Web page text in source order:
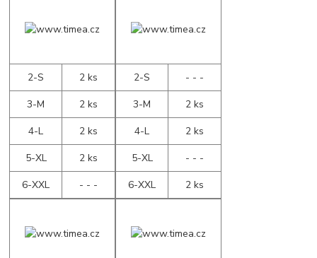
2-S
2 ks
3-M
2 ks
4-L
2 ks
5-XL
2 ks
6-XXL
- - -
2-S
- - -
3-M
2 ks
4-L
2 ks
5-XL
- - -
6-XXL
2 ks